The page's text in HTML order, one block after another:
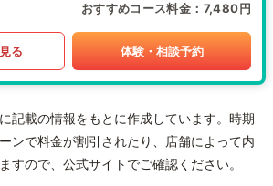
おすすめコース料金 7,480円
る 体験・相談予約
記載の情報をもとに作成しています。時期
ンで料金が割引されたり、店舗によって内
すので、公式サイトでご確認ください。